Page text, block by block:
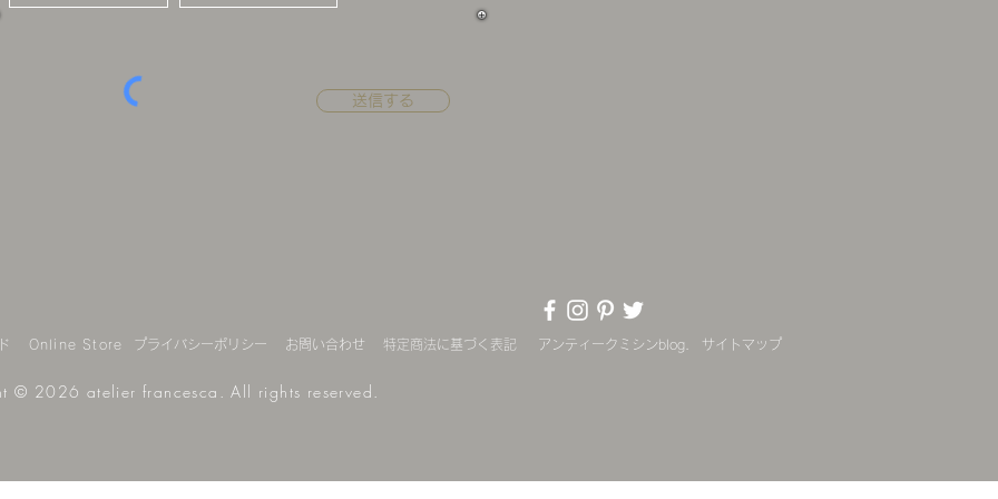
送信する
Online Store プライバシーポリシー お問い合わせ 特定商法に 基づく表記 アンティークミシンblog. サイトマップ
© 2026 atelier francesca. All rights reserved.